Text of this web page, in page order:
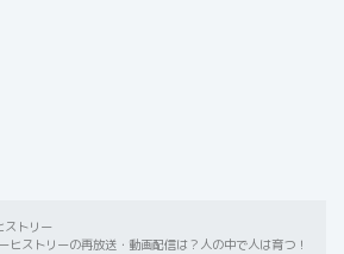
ストリー
ヒストリーの再放送・動画配信は？人の中で人は育つ！